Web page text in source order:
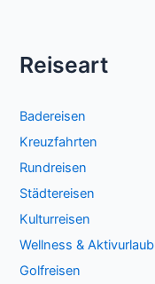
Reiseart
Badereisen
Kreuzfahrten
Rundreisen
Städtereisen
Kulturreisen
Wellness & Aktivurlaub
Golfreisen